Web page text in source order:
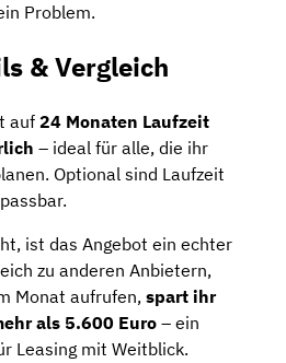
Problem.
& Vergleich
auf 24 Monaten Laufzeit
– ideal für alle, die ihr
Optional sind Laufzeit
ist das Angebot ein echter
zu anderen Anbietern,
Monat aufrufen, spart ihr
als 5.600 Euro – ein
Leasing mit Weitblick.